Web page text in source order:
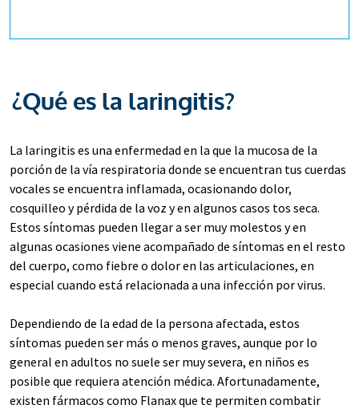
¿Qué es la laringitis?
La laringitis es una enfermedad en la que la mucosa de la
porción de la vía respiratoria donde se encuentran tus cuerdas
vocales se encuentra inflamada, ocasionando dolor,
cosquilleo y pérdida de la voz y en algunos casos tos seca.
Estos síntomas pueden llegar a ser muy molestos y en
algunas ocasiones viene acompañado de síntomas en el resto
del cuerpo, como fiebre o dolor en las articulaciones, en
especial cuando está relacionada a una infección por virus.
Dependiendo de la edad de la persona afectada, estos
síntomas pueden ser más o menos graves, aunque por lo
general en adultos no suele ser muy severa, en niños es
posible que requiera atención médica. Afortunadamente,
existen fármacos como Flanax que te permiten combatir